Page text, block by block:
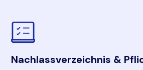
Nachlassverzeichnis &